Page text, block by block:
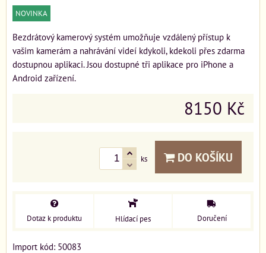
NOVINKA
Bezdrátový kamerový systém umožňuje vzdálený přístup k
vašim kamerám a nahrávání videí kdykoli, kdekoli přes zdarma
dostupnou aplikaci. Jsou dostupné tři aplikace pro iPhone a
Android zařízení.
8150 Kč
ks DO KOŠÍKU
Dotaz k produktu Hlídací pes Doručení
Import kód: 50083